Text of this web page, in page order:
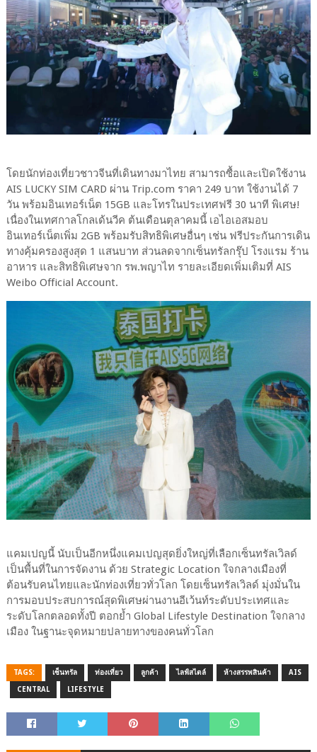
โดยนักท่องเที่ยวชาวจีนที่เดินทางมาไทย สามารถซื้อและเปิดใช้งาน
AIS LUCKY SIM CARD ผ่าน Trip.com ราคา 249 บาท ใช้งานได้ 7
วัน พร้อมอินเทอร์เน็ต 15GB และโทรในประเทศฟรี 30 นาที พิเศษ!
เนื่องในเทศกาลโกลเด้นวีค ต้นเดือนตุลาคมนี้ เอไอเอสมอบ
อินเทอร์เน็ตเพิ่ม 2GB พร้อมรับสิทธิพิเศษอื่นๆ เช่น ฟรีประกันการเดิน
ทางคุ้มครองสูงสุด 1 แสนบาท ส่วนลดจากเซ็นทรัลกรุ๊ป โรงแรม ร้าน
อาหาร และสิทธิพิเศษจาก รพ.พญาไท รายละเอียดเพิ่มเติมที่ AIS
Weibo Official Account.
แคมเปญนี้ นับเป็นอีกหนึ่งแคมเปญสุดยิ่งใหญ่ที่เลือกเซ็นทรัลเวิลด์
เป็นพื้นที่ในการจัดงาน ด้วย Strategic Location ใจกลางเมืองที่
ต้อนรับคนไทยและนักท่องเที่ยวทั่วโลก โดยเซ็นทรัลเวิลด์ มุ่งมั่นใน
การมอบประสบการณ์สุดพิเศษผ่านงานอีเว้นท์ระดับประเทศและ
ระดับโลกตลอดทั้งปี ตอกย้ำ Global Lifestyle Destination ใจกลาง
เมือง ในฐานะจุดหมายปลายทางของคนทั่วโลก
TAGS: เซ็นทรัล ท่องเที่ยว ลูกค้า ไลฟ์สไตล์ ห้างสรรพสินค้า AIS
CENTRAL LIFESTYLE